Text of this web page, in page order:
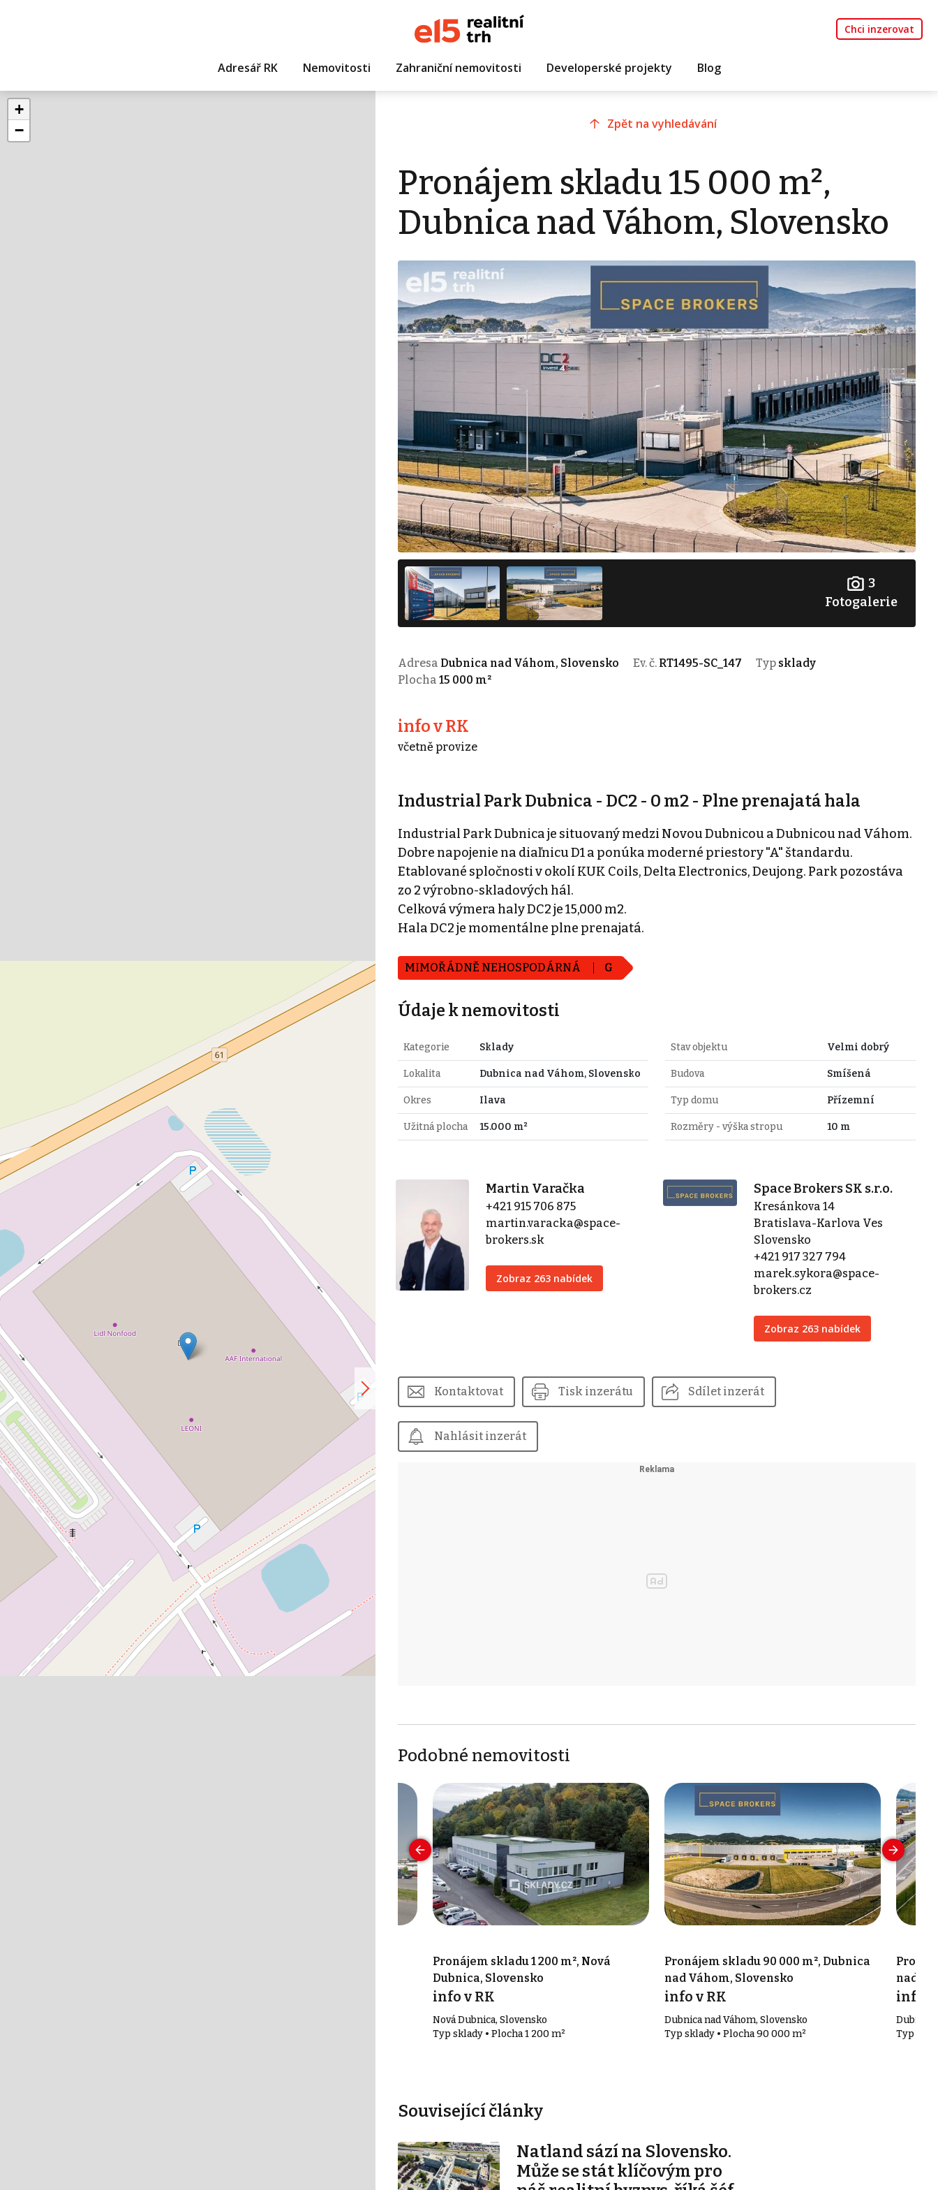
Chci inzerovat
Adresář RK Nemovitosti Zahraniční nemovitosti Developerské projekty Blog
+
−
Zpět na vyhledávání
Pronájem skladu 15 000 m²,
Dubnica nad Váhom, Slovensko
3
Fotogalerie
Adresa Dubnica nad Váhom, Slovensko Ev. č. RT1495-SC_147 Typ sklady
Plocha 15 000 m²
info v RK
včetně provize
Industrial Park Dubnica - DC2 - 0 m2 - Plne prenajatá hala
Industrial Park Dubnica je situovaný medzi Novou Dubnicou a Dubnicou nad Váhom.
Dobre napojenie na diaľnicu D1 a ponúka moderné priestory "A" štandardu.
Etablované spločnosti v okolí KUK Coils, Delta Electronics, Deujong. Park pozostáva
zo 2 výrobno-skladových hál.
Celková výmera haly DC2 je 15,000 m2.
Hala DC2 je momentálne plne prenajatá.
MIMOŘÁDNĚ NEHOSPODÁRNÁ G
Údaje k nemovitosti
Kategorie Sklady
Lokalita Dubnica nad Váhom, Slovensko
Okres Ilava
Užitná plocha 15.000 m²
Stav objektu Velmi dobrý
Budova Smíšená
Typ domu Přízemní
Rozměry - výška stropu 10 m
Martin Varačka
+421 915 706 875
martin.varacka@space-
brokers.sk
Zobraz 263 nabídek
Space Brokers SK s.r.o.
Kresánkova 14
Bratislava-Karlova Ves
Slovensko
+421 917 327 794
marek.sykora@space-
brokers.cz
Zobraz 263 nabídek
Kontaktovat Tisk inzerátu Sdílet inzerát
Nahlásit inzerát
Podobné nemovitosti
Pronájem skladu 1 200 m², Nová
Dubnica, Slovensko
info v RK
Nová Dubnica, Slovensko
Typ sklady • Plocha 1 200 m²
Pronájem skladu 90 000 m², Dubnica
nad Váhom, Slovensko
info v RK
Dubnica nad Váhom, Slovensko
Typ sklady • Plocha 90 000 m²
nad
info v
Dubnica
Typ
Související články
Natland sází na Slovensko.
Může se stát klíčovým pro